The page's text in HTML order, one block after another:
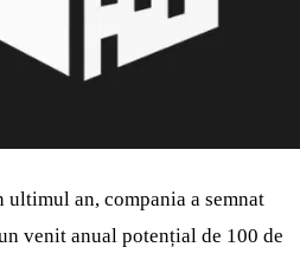
ultimul an, compania a semnat
venit anual potențial de 100 de